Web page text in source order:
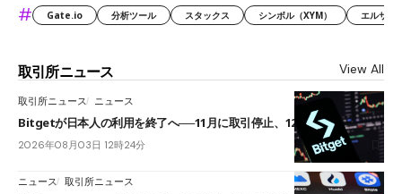
# Gate.io 分析ツール スタックス シンボル（XYM） エルサル
取引所ニュース View All
取引所ニュース ニュース
Bitgetが日本人の利用を終了へ──11月に取引停止、12月末に強制決済
2026年08月03日 12時24分
ニュース 取引所ニュース